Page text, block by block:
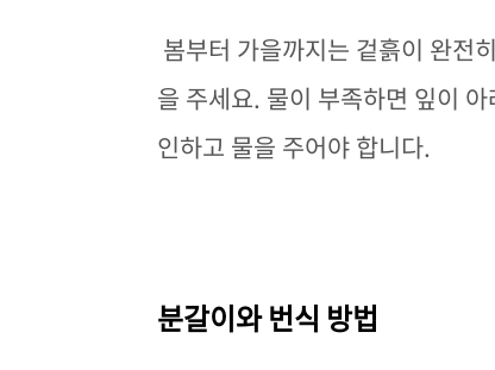
봄부터 가을까지는 겉흙이 완전
을 주세요. 물이 부족하면 잎이
인하고 물을 주어야 합니다.
분갈이와 번식 방법